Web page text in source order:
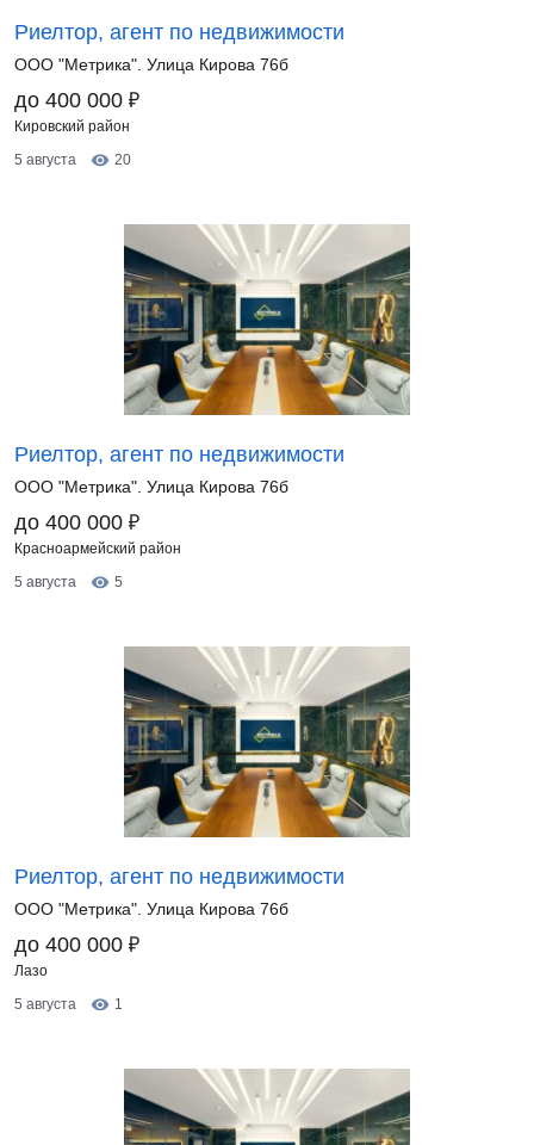
Риелтор, агент по недвижимости
ООО "Метрика". Улица Кирова 76б
до 400 000 ₽
Кировский район
5 августа
20
Риелтор, агент по недвижимости
ООО "Метрика". Улица Кирова 76б
до 400 000 ₽
Красноармейский район
5 августа
5
Риелтор, агент по недвижимости
ООО "Метрика". Улица Кирова 76б
до 400 000 ₽
Лазо
5 августа
1